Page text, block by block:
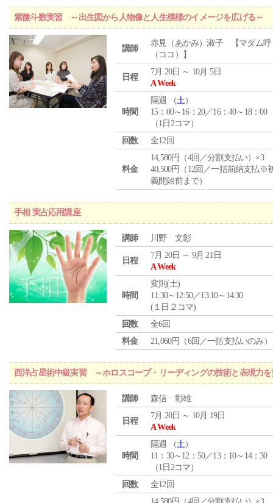
紫微斗数実習 ～出生図から人物像と人生模様のイメージを広げる～
講師
赤見（あかみ）淑子 【マダム呼
（ココ）】
日程
7月 20日 ～ 10月 5日
A Week
時間
隔週 （土）
15：00～16：20／16：40～18：00
（1日2コマ）
回数
全12回
料金
14,580円（4回／分割支払い）×3
40,500円（12回／一括前納支払※
義開始前まで）
手相 実占応用講座
講師 川野 文彰
日程
7月 20日 ～ 9月 21日
A Week
時間
変則(土)
11:30～12:50／13:10～14:30
(１日２コマ)
回数
全6回
料金
21,060円（6回／一括支払いのみ）
西洋占星術中級実習 ～ホロスコープ・リーディングの技術と表現力
講師 森信 彰雄
日程
7月 20日 ～ 10月 19日
A Week
時間
隔週 （土）
11：30～12：50／13：10～14：30
（1日2コマ）
回数
全12回